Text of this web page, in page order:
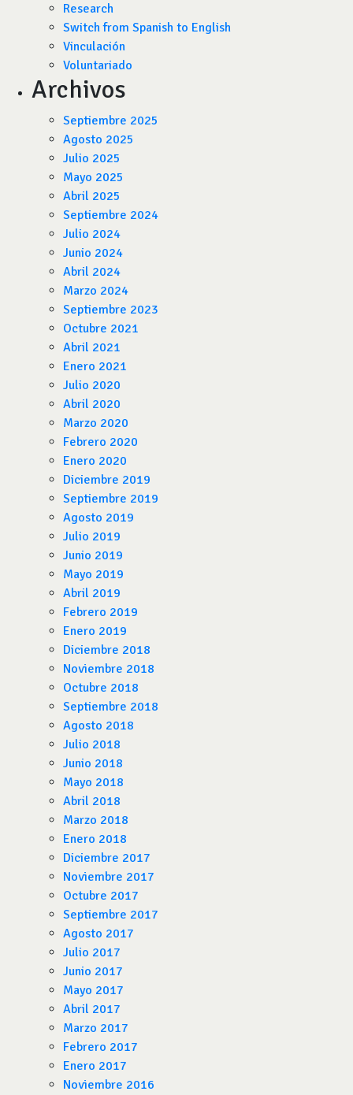
Research
Switch from Spanish to English
Vinculación
Voluntariado
Archivos
Septiembre 2025
Agosto 2025
Julio 2025
Mayo 2025
Abril 2025
Septiembre 2024
Julio 2024
Junio 2024
Abril 2024
Marzo 2024
Septiembre 2023
Octubre 2021
Abril 2021
Enero 2021
Julio 2020
Abril 2020
Marzo 2020
Febrero 2020
Enero 2020
Diciembre 2019
Septiembre 2019
Agosto 2019
Julio 2019
Junio 2019
Mayo 2019
Abril 2019
Febrero 2019
Enero 2019
Diciembre 2018
Noviembre 2018
Octubre 2018
Septiembre 2018
Agosto 2018
Julio 2018
Junio 2018
Mayo 2018
Abril 2018
Marzo 2018
Enero 2018
Diciembre 2017
Noviembre 2017
Octubre 2017
Septiembre 2017
Agosto 2017
Julio 2017
Junio 2017
Mayo 2017
Abril 2017
Marzo 2017
Febrero 2017
Enero 2017
Noviembre 2016